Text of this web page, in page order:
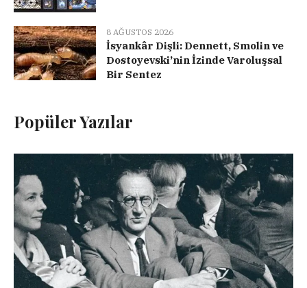
8 AĞUSTOS 2026
İsyankâr Dişli: Dennett, Smolin ve
Dostoyevski’nin İzinde Varoluşsal
Bir Sentez
Popüler Yazılar